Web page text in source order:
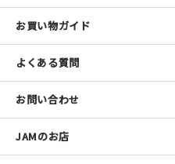
お買い物ガイド
よくある質問
お問い合わせ
JAMのお店